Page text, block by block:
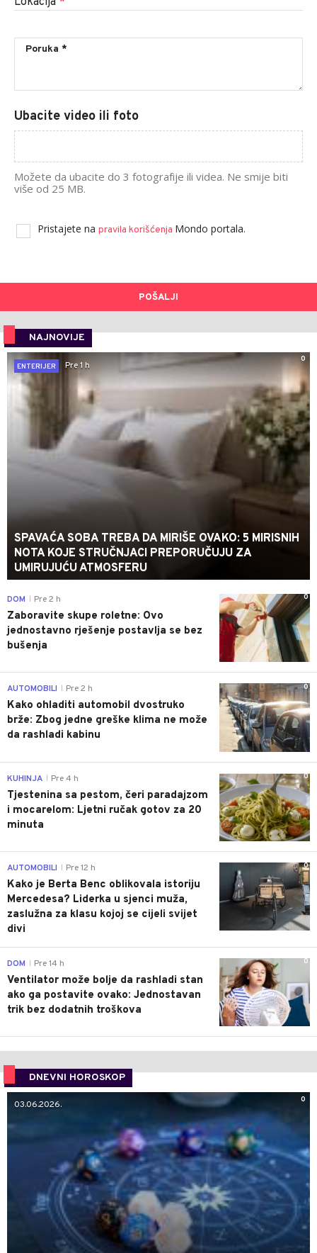
Ubacite video ili foto
Možete da ubacite do 3 fotografije ili videa. Ne smije biti
više od 25 MB.
Pristajete na pravila korišćenja Mondo portala.
POŠALJI
NAJNOVIJE
0
ENTERIJER
Pre 1 h
SPAVAĆA SOBA TREBA DA MIRIŠE OVAKO: 5 MIRISNIH
NOTA KOJE STRUČNJACI PREPORUČUJU ZA
UMIRUJUĆU ATMOSFERU
0
DOM Pre 2 h
Zaboravite skupe roletne: Ovo
jednostavno rješenje postavlja se bez
bušenja
0
AUTOMOBILI Pre 2 h
Kako ohladiti automobil dvostruko
brže: Zbog jedne greške klima ne može
da rashladi kabinu
0
KUHINJA Pre 4 h
Tjestenina sa pestom, čeri paradajzom
i mocarelom: Ljetni ručak gotov za 20
minuta
0
AUTOMOBILI Pre 12 h
Kako je Berta Benc oblikovala istoriju
Mercedesa? Liderka u sjenci muža,
zaslužna za klasu kojoj se cijeli svijet
divi
0
DOM Pre 14 h
Ventilator može bolje da rashladi stan
ako ga postavite ovako: Jednostavan
trik bez dodatnih troškova
DNEVNI HOROSKOP
0
03.06.2026.